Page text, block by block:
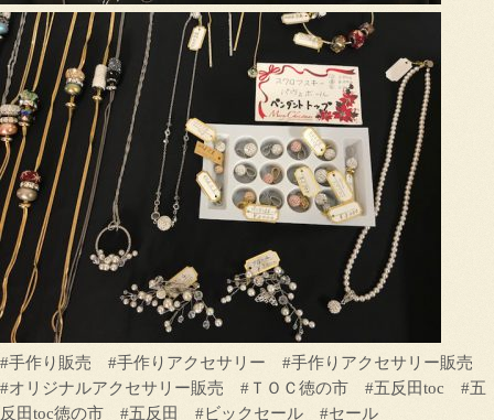
#手作り販売 #手作りアクセサリー #手作りアクセサリー販売
#オリジナルアクセサリー販売 #ＴＯＣ徳の市 #五反田toc #五
反田toc徳の市 #五反田 #ビックセール #セール